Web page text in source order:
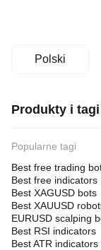
Polski
Produkty i tagi
Popularne tagi
Best free trading
Best free indicators
Best XAGUSD bots
Best XAUUSD
EURUSD scalping
Best RSI indicators
Best ATR indicators